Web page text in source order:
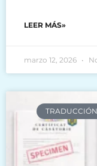
LEER MÁS»
marzo 12, 2026